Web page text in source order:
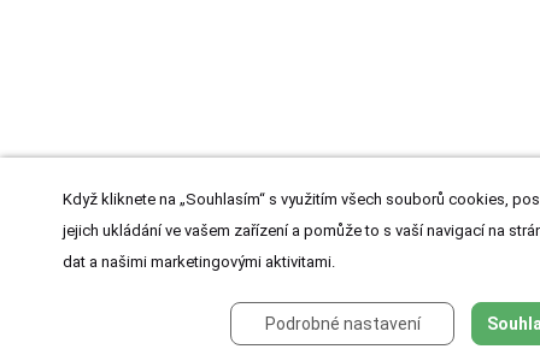
Když kliknete na „Souhlasím“ s využitím všech souborů cookies,
jejich ukládání ve vašem zařízení a pomůže to s vaší navigací na
dat a našimi marketingovými aktivitami.
Podrobné nastavení